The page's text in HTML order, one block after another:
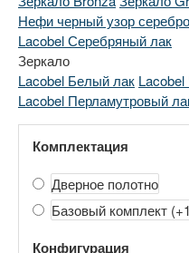
Нефи черный узор серебро
Lacobel Серебряный лак
Зеркало
Lacobel Белый лак
Lacobel Перламутровый
Комплектация
Дверное полотно
Базовый комплект
Конфигурация